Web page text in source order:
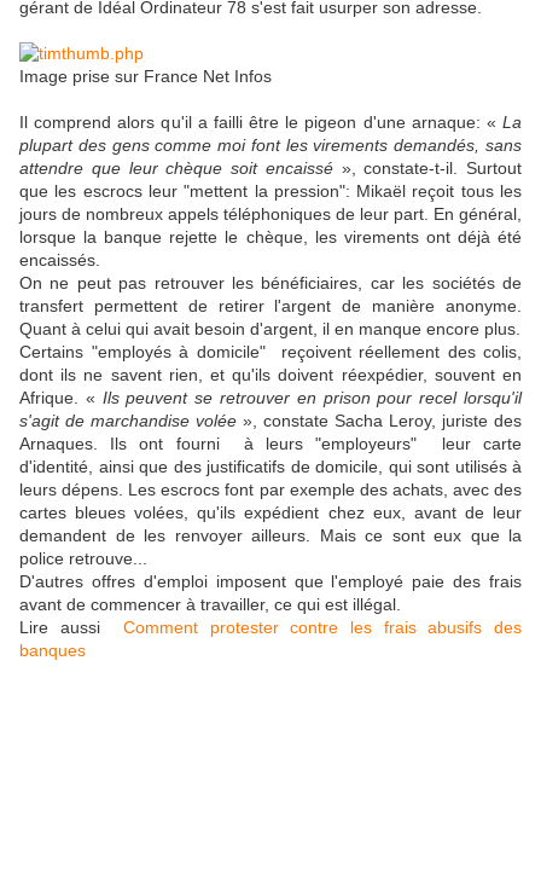
gérant de Idéal Ordinateur 78 s'est fait usurper son adresse.
Image prise sur France Net Infos
Il comprend alors qu'il a failli être le pigeon d'une arnaque: « La
plupart des gens comme moi font les virements demandés, sans
attendre que leur chèque soit encaissé », constate-t-il. Surtout
que les escrocs leur "mettent la pression": Mikaël reçoit tous les
jours de nombreux appels téléphoniques de leur part. En général,
lorsque la banque rejette le chèque, les virements ont déjà été
encaissés.
On ne peut pas retrouver les bénéficiaires, car les sociétés de
transfert permettent de retirer l'argent de manière anonyme.
Quant à celui qui avait besoin d'argent, il en manque encore plus.
Certains "employés à domicile" reçoivent réellement des colis,
dont ils ne savent rien, et qu'ils doivent réexpédier, souvent en
Afrique. « Ils peuvent se retrouver en prison pour recel lorsqu'il
s'agit de marchandise volée », constate Sacha Leroy, juriste des
Arnaques. Ils ont fourni à leurs "employeurs" leur carte
d'identité, ainsi que des justificatifs de domicile, qui sont utilisés à
leurs dépens. Les escrocs font par exemple des achats, avec des
cartes bleues volées, qu'ils expédient chez eux, avant de leur
demandent de les renvoyer ailleurs. Mais ce sont eux que la
police retrouve...
D'autres offres d'emploi imposent que l'employé paie des frais
avant de commencer à travailler, ce qui est illégal.
Lire aussi Comment protester contre les frais abusifs des
banques